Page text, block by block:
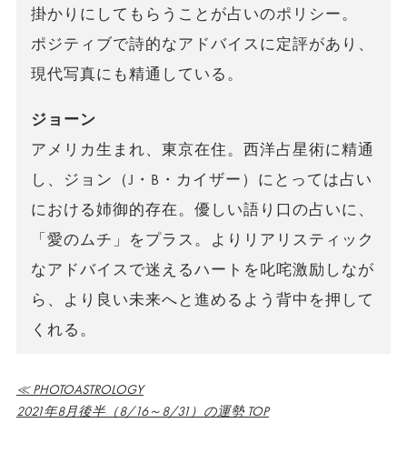
掛かりにしてもらうことが占いのポリシー。
ポジティブで詩的なアドバイスに定評があり、
現代写真にも精通している。
ジョーン
アメリカ生まれ、東京在住。西洋占星術に精通
し、ジョン（J・B・カイザー）にとっては占い
における姉御的存在。優しい語り口の占いに、
「愛のムチ」をプラス。よりリアリスティック
なアドバイスで迷えるハートを叱咤激励しなが
ら、より良い未来へと進めるよう背中を押して
くれる。
≪ PHOTOASTROLOGY
2021年8月後半（8/16～8/31）の運勢 TOP